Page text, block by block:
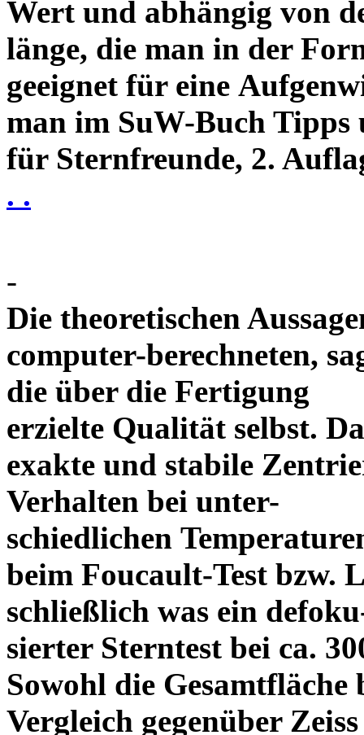
Wert und abhängig von
länge, die man in der
geeignet für eine
man im SuW-Buch Tipps
für Sternfreunde, 2.
. .
-
Die theoretischen
computer-berechneten,
die über die Fertigung
erzielte Qualität selbst.
exakte und stabile
Verhalten bei unter-
schiedlichen
beim Foucault-Test bzw.
schließlich was ein
sierter Sterntest bei ca.
Sowohl die
Vergleich gegenüber Zeiss